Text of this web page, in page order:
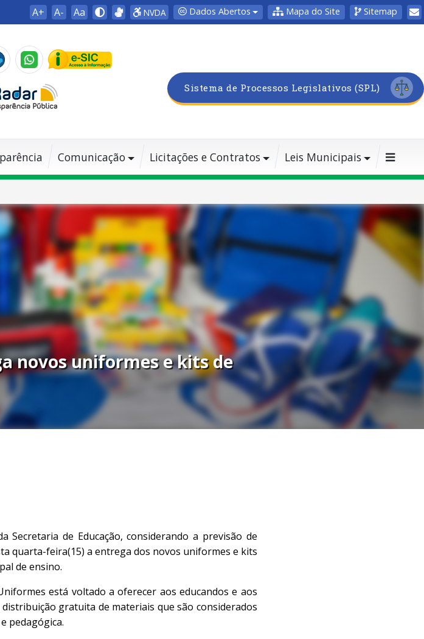
A+ A- Aa NVDA Dados Abertos Mapa do Site Sitemap
Sistema de Processos Legislativos (SPL)
Comunicação Licitações e Contratos Leis Municipais
novos uniformes e kits de
Secretaria de Educação, considerando a previsão de
quarta-feira(15) a entrega dos novos uniformes e kits
de ensino.
está voltado a oferecer aos educandos e aos
gratuita de materiais que são considerados
pedagógica.